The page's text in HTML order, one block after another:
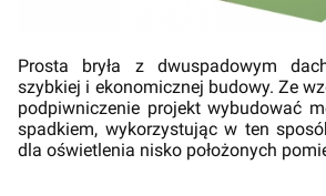
Prosta bryła z dwuspadowym
szybkiej i ekonomicznej budowy. Ze
podpiwniczenie projekt wybudować
spadkiem, wykorzystując w ten
dla oświetlenia nisko położonych